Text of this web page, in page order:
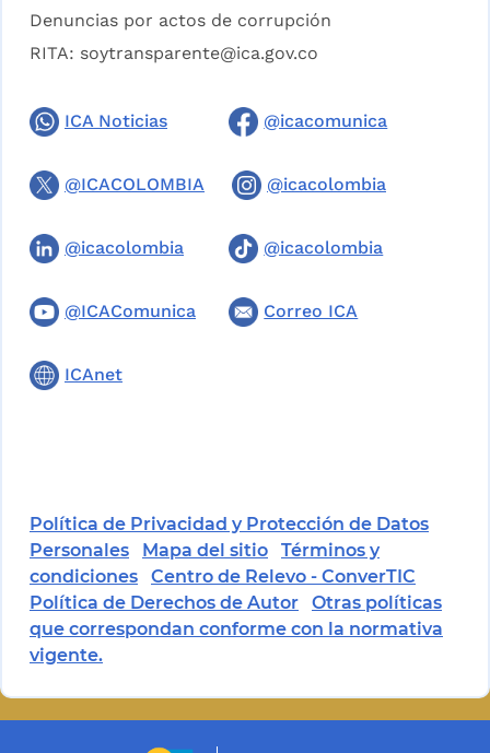
Denuncias por actos de corrupción
RITA: soytransparente@ica.gov.co
ICA Noticias @icacomunica
@ICACOLOMBIA @icacolombia
@icacolombia @icacolombia
@ICAComunica Correo ICA
ICAnet
Política de Privacidad y Protección de Datos
Personales
Mapa del sitio
Términos y
condiciones
Centro de Relevo - ConverTIC
Política de Derechos de Autor
Otras políticas
que correspondan conforme con la normativa
vigente.